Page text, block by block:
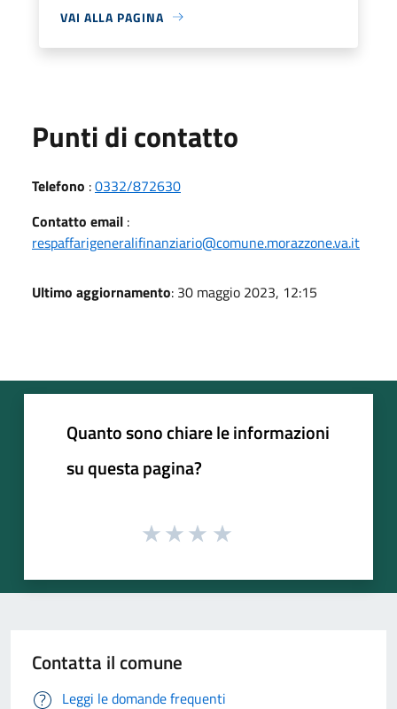
VAI ALLA PAGINA
Punti di contatto
Telefono :0332/872630
Contatto email :
respaffarigeneralifinanziario@comune.morazzone.va.it
Ultimo aggiornamento: 30 maggio 2023, 12:15
Quanto sono chiare le informazioni
su questa pagina?
Contatta il comune
Leggi le domande frequenti